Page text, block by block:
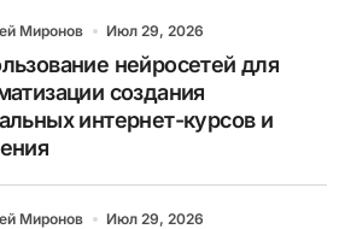
Миронов Июл 29, 2026
нейросетей для
создания
интернет-курсов и
Миронов Июл 29, 2026